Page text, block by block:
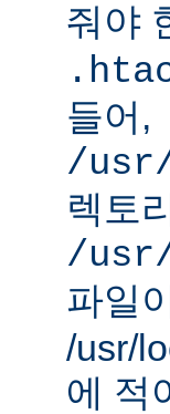
줘야
들어,
/
렉토
/
파일
/usr/
에 적